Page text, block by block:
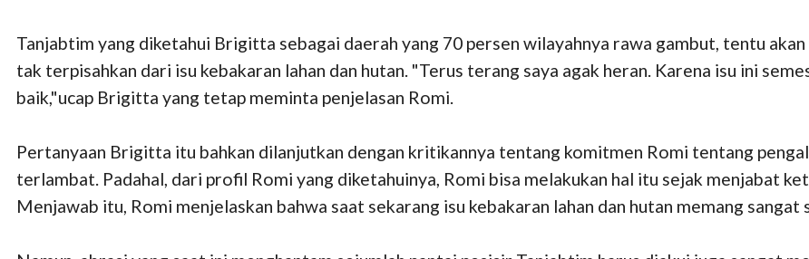
Tanjabtim yang diketahui Brigitta sebagai daerah yang 70 persen wilayahnya rawa gambut, tentu
tak terpisahkan dari isu kebakaran lahan dan hutan. "Terus terang saya agak heran. Karena isu ini
baik,"ucap Brigitta yang tetap meminta penjelasan Romi.
Pertanyaan Brigitta itu bahkan dilanjutkan dengan kritikannya tentang komitmen Romi tentang
terlambat. Padahal, dari profil Romi yang diketahuinya, Romi bisa melakukan hal itu sejak menjabat
Menjawab itu, Romi menjelaskan bahwa saat sekarang isu kebakaran lahan dan hutan memang sangat